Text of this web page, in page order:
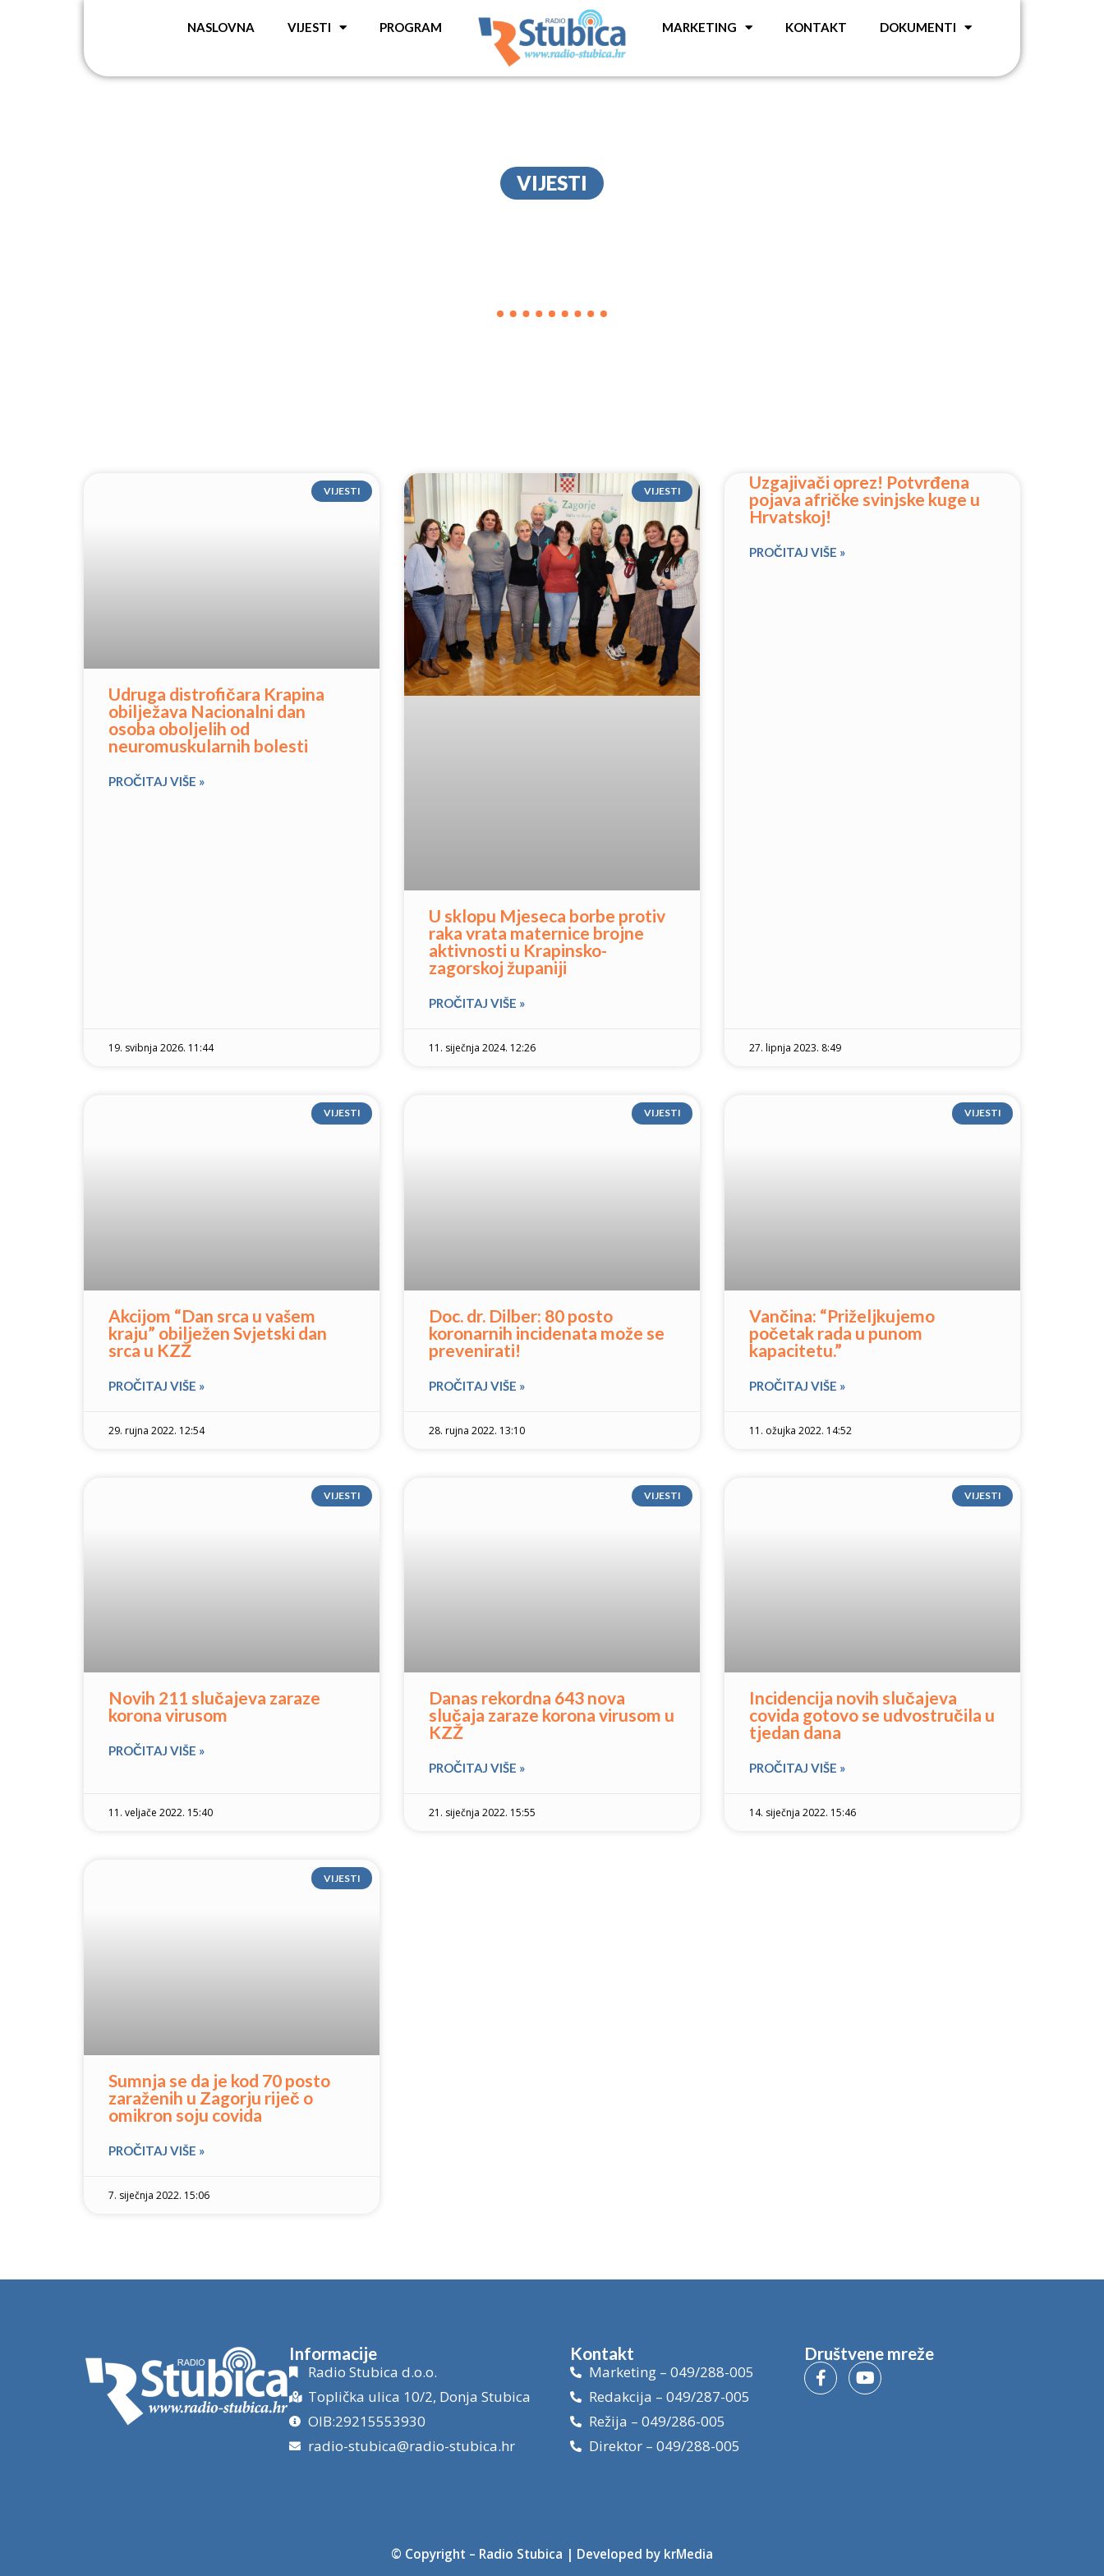
NASLOVNA VIJESTI PROGRAM MARKETING KONTAKT DOKUMENTI
VIJESTI
VIJESTI
Udruga distrofičara Krapina
obilježava Nacionalni dan
osoba oboljelih od
neuromuskularnih bolesti
PROČITAJ VIŠE »
19. svibnja 2026. 11:44
VIJESTI
U sklopu Mjeseca borbe protiv
raka vrata maternice brojne
aktivnosti u Krapinsko-
zagorskoj županiji
PROČITAJ VIŠE »
11. siječnja 2024. 12:26
Uzgajivači oprez! Potvrđena
pojava afričke svinjske kuge u
Hrvatskoj!
PROČITAJ VIŠE »
27. lipnja 2023. 8:49
VIJESTI
Akcijom “Dan srca u vašem
kraju” obilježen Svjetski dan
srca u KZŽ
PROČITAJ VIŠE »
29. rujna 2022. 12:54
VIJESTI
Doc. dr. Dilber: 80 posto
koronarnih incidenata može se
prevenirati!
PROČITAJ VIŠE »
28. rujna 2022. 13:10
VIJESTI
Vančina: “Priželjkujemo
početak rada u punom
kapacitetu.”
PROČITAJ VIŠE »
11. ožujka 2022. 14:52
VIJESTI
Novih 211 slučajeva zaraze
korona virusom
PROČITAJ VIŠE »
11. veljače 2022. 15:40
VIJESTI
Danas rekordna 643 nova
slučaja zaraze korona virusom u
KZŽ
PROČITAJ VIŠE »
21. siječnja 2022. 15:55
VIJESTI
Incidencija novih slučajeva
covida gotovo se udvostručila u
tjedan dana
PROČITAJ VIŠE »
14. siječnja 2022. 15:46
VIJESTI
Sumnja se da je kod 70 posto
zaraženih u Zagorju riječ o
omikron soju covida
PROČITAJ VIŠE »
7. siječnja 2022. 15:06
Informacije
Radio Stubica d.o.o.
Toplička ulica 10/2, Donja Stubica
OIB:29215553930
radio-stubica@radio-stubica.hr
Kontakt
Marketing – 049/288-005
Redakcija – 049/287-005
Režija – 049/286-005
Direktor – 049/288-005
Društvene mreže
© Copyright – Radio Stubica | Developed by krMedia